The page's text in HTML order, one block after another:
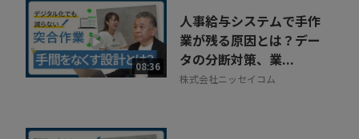
08:36
人事給与システムで手作
業が残る原因とは？デー
タの分断対策、業...
株式会社ニッセイコム